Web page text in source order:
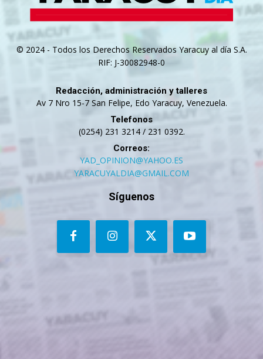
© 2024 - Todos los Derechos Reservados Yaracuy al día S.A.
RIF: J-30082948-0
Redacción, administración y talleres
Av 7 Nro 15-7 San Felipe, Edo Yaracuy, Venezuela.
Telefonos
(0254) 231 3214 / 231 0392.
Correos:
YAD_OPINION@YAHOO.ES
YARACUYALDIA@GMAIL.COM
Síguenos